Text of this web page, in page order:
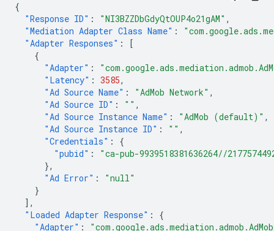
{
"Response ID" : "NI3BZZDbGdyQtOUP4o21gAM" ,
"Mediation Adapter Class Name" :
"Adapter Responses" :
[
{
"Adapter" :
"Latency" : 3585,
"Ad Source Name" : "AdMob Network" ,
"Ad Source ID" : "" ,
"Ad Source Instance Name" : "AdMob (default)" ,
"Ad Source Instance ID" : "" ,
"Credentials" :
{
"pubid" :
"ca-pub-9939518381636264//
},
"Ad Error" :
"null"
}
],
"Loaded Adapter Response" :
{
"Adapter" :